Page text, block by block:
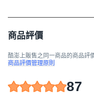
商品評價
酷澎上販售之同一商品的商品評
商品評價管理原則
87